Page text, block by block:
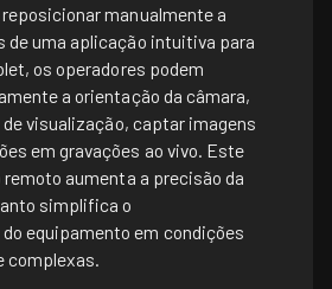
manualmente a
de uma aplicação intuitiva para
os operadores podem
a orientação da câmara,
visualização, captar imagens
em gravações ao vivo. Este
remoto aumenta a precisão da
simplifica o
equipamento em condições